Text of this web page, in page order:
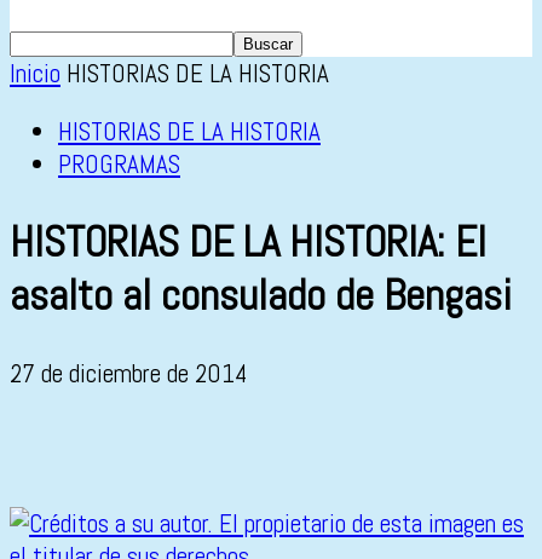
Inicio HISTORIAS DE LA HISTORIA
HISTORIAS DE LA HISTORIA
PROGRAMAS
HISTORIAS DE LA HISTORIA: El
asalto al consulado de Bengasi
27 de diciembre de 2014